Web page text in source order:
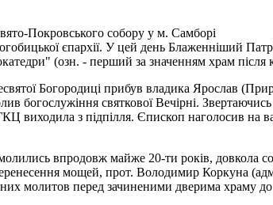
Покровського собору у м. Самборі
єпархії. У цей день Блаженніший
(озн. - перший за значенням храм після
Богородиці прибув владика Ярослав
богослужіння святкової Вечірні.
виходила з підпілля. Єпископ наголосив
впродовж майже 20-ти років,
мощей, прот. Володимир Коркуна
молитов перед зачиненими дверима храму